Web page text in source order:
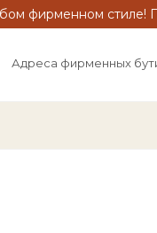
фирменном стиле!
Адреса фирменных